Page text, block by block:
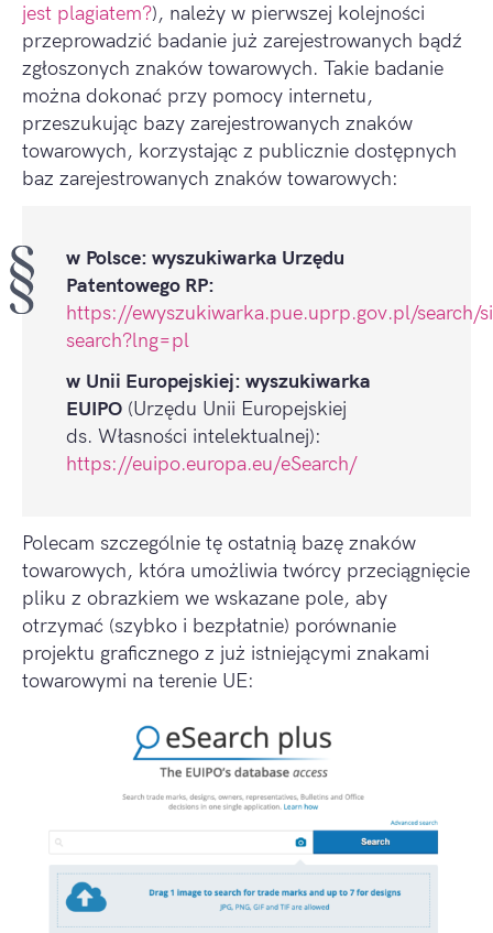
jest plagiatem?), należy w pierwszej kolejności
przeprowadzić badanie już zarejestrowanych bądź
zgłoszonych znaków towarowych. Takie badanie
można dokonać przy pomocy internetu,
przeszukując bazy zarejestrowanych znaków
towarowych, korzystając z publicznie dostępnych
baz zarejestrowanych znaków towarowych:
w Polsce: wyszukiwarka Urzędu
Patentowego RP:
https://ewyszukiwarka.pue.uprp.gov.pl/search/
search?lng=pl
w Unii Europejskiej: wyszukiwarka
EUIPO (Urzędu Unii Europejskiej
ds. Własności intelektualnej):
https://euipo.europa.eu/eSearch/
Polecam szczególnie tę ostatnią bazę znaków
towarowych, która umożliwia twórcy przeciągnięcie
pliku z obrazkiem we wskazane pole, aby
otrzymać (szybko i bezpłatnie) porównanie
projektu graficznego z już istniejącymi znakami
towarowymi na terenie UE: